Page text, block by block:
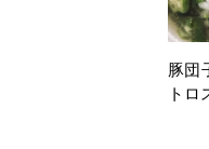
豚団
トロ